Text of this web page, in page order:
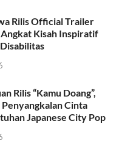
Rilis Official Trailer
Kisah Inspiratif
Rilis “Kamu Doang”,
Penyangkalan Cinta
Japanese City Pop